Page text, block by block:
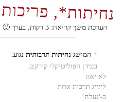
נחיתות*,
הערכת משך קריאה: 3 דקות, בערך 🙂
* המושג נחיתות תרבותית נגוע.
בעידן הפוליטיקלי קורקט,
לא יאה
לתייג תרבות אחת
כ-'נעלה'